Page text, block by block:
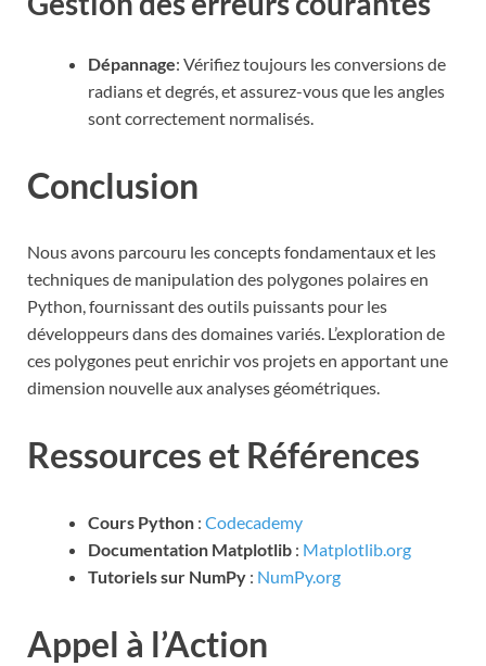
Dépannage: Vérifiez toujours les conversions de
radians et degrés, et assurez-vous que les angles
sont correctement normalisés.
Conclusion
Nous avons parcouru les concepts fondamentaux et les
techniques de manipulation des polygones polaires en
Python, fournissant des outils puissants pour les
développeurs dans des domaines variés. L’exploration de
ces polygones peut enrichir vos projets en apportant une
dimension nouvelle aux analyses géométriques.
Ressources et Références
Cours Python : Codecademy
Documentation Matplotlib : Matplotlib.org
Tutoriels sur NumPy : NumPy.org
Appel à l’Action